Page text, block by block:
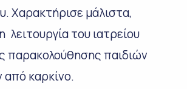
Χαρακτήρισε μάλιστα,
λειτουργία του ιατρείου
παρακολούθησης παιδιών
καρκίνο.